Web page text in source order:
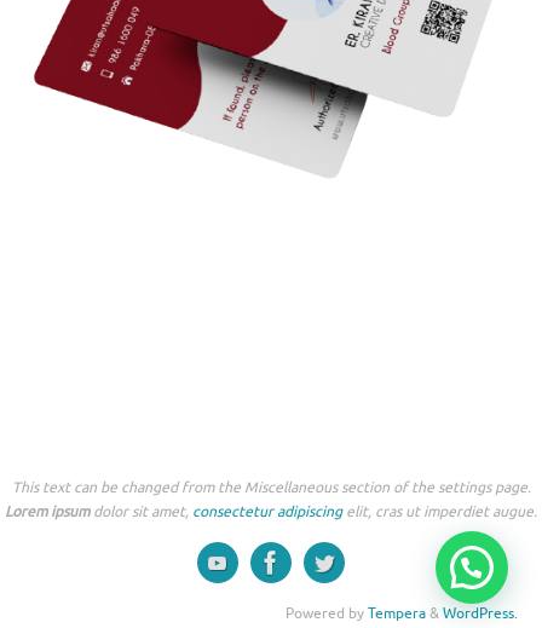
This text can be changed from the Miscellaneous section of the settings page.
Lorem ipsumdolor sit amet, consectetur adipiscingelit, cras ut imperdiet augue.
Powered byTempera&WordPress.